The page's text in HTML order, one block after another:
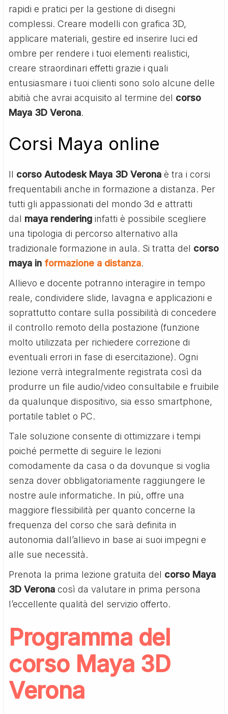
rapidi e pratici per la gestione di disegni
complessi. Creare modelli con grafica 3D,
applicare materiali, gestire ed inserire luci ed
ombre per rendere i tuoi elementi realistici,
creare straordinari effetti grazie i quali
entusiasmare i tuoi clienti sono solo alcune delle
abitià che avrai acquisito al termine del corso
Maya 3D Verona.
Corsi Maya online
Il corso Autodesk Maya 3D Verona è tra i corsi
frequentabili anche in formazione a distanza. Per
tutti gli appassionati del mondo 3d e attratti
dal maya rendering infatti è possibile scegliere
una tipologia di percorso alternativo alla
tradizionale formazione in aula. Si tratta del corso
maya in formazione a distanza.
Allievo e docente potranno interagire in tempo
reale, condividere slide, lavagna e applicazioni e
soprattutto contare sulla possibilità di concedere
il controllo remoto della postazione (funzione
molto utilizzata per richiedere correzione di
eventuali errori in fase di esercitazione). Ogni
lezione verrà integralmente registrata così da
produrre un file audio/video consultabile e fruibile
da qualunque dispositivo, sia esso smartphone,
portatile tablet o PC.
Tale soluzione consente di ottimizzare i tempi
poiché permette di seguire le lezioni
comodamente da casa o da dovunque si voglia
senza dover obbligatoriamente raggiungere le
nostre aule informatiche. In più, offre una
maggiore flessibilità per quanto concerne la
frequenza del corso che sarà definita in
autonomia dall’allievo in base ai suoi impegni e
alle sue necessità.
Prenota la prima lezione gratuita del corso Maya
3D Verona così da valutare in prima persona
l’eccellente qualità del servizio offerto.
Programma del
corso Maya 3D
Verona